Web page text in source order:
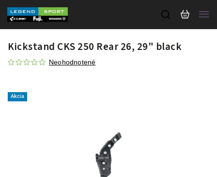
Kickstand CKS 250 Rear 26, 29" black
Neohodnotené
Akcia